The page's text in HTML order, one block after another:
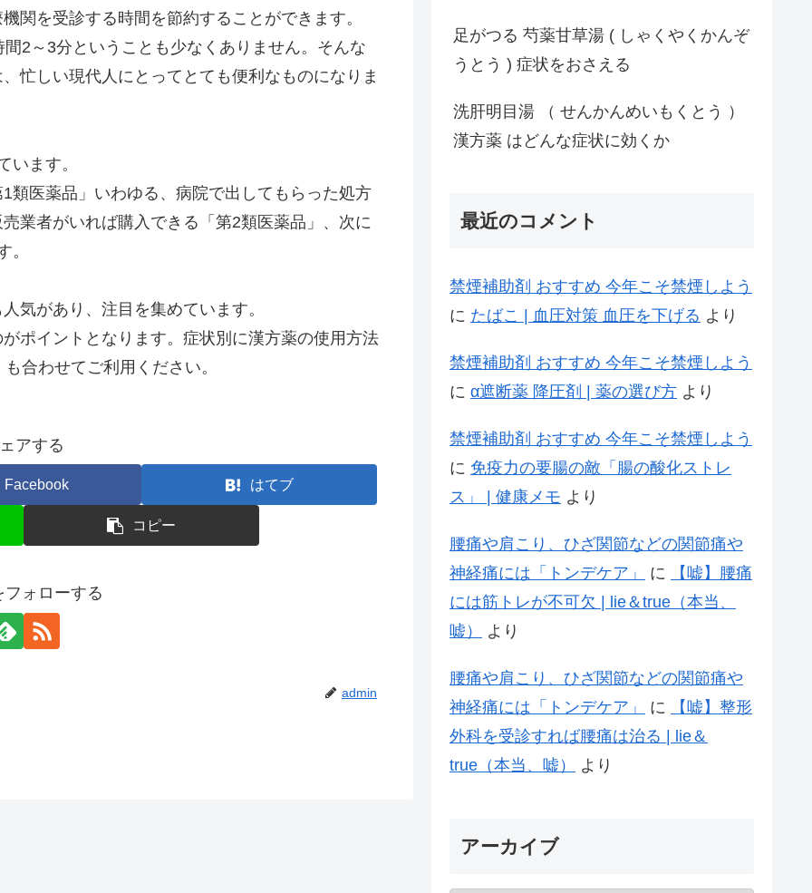
関を受診する時間を節約することができます。
2～3分ということも少なくありません。そんな
忙しい現代人にとってとても便利なものになりま
います。
類医薬品」いわゆる、病院で出してもらった処方
業者がいれば購入できる「第2類医薬品」、次に
。
気があり、注目を集めています。
ポイントとなります。症状別に漢方薬の使用方法
も合わせてご利用ください。
アする
Facebook はてブ
コピー
フォローする
admin
足がつる 芍薬甘草湯 ( しゃくやくかんぞ
うとう ) 症状をおさえる
洗肝明目湯 （ せんかんめいもくとう ）
漢方薬 はどんな症状に効くか
最近のコメント
禁煙補助剤 おすすめ 今年こそ禁煙しよう
に たばこ | 血圧対策 血圧を下げる より
禁煙補助剤 おすすめ 今年こそ禁煙しよう
に α遮断薬 降圧剤 | 薬の選び方 より
禁煙補助剤 おすすめ 今年こそ禁煙しよう
に 免疫力の要腸の敵「腸の酸化ストレ
ス」 | 健康メモ より
腰痛や肩こり、ひざ関節などの関節痛や
神経痛には「トンデケア」
に
【嘘】腰痛
には筋トレが不可欠 | lie＆true（本当、
嘘）
より
腰痛や肩こり、ひざ関節などの関節痛や
神経痛には「トンデケア」
に
【嘘】整形
外科を受診すれば腰痛は治る | lie＆
true（本当、嘘）
より
アーカイブ